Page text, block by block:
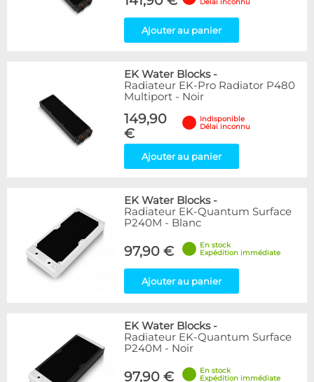
Alphacool
1
1
41
Disponibilité / Promotions
Articles en stock
Articles en promotions
Appliquer
Délai inconnu
Ajouter au panier
EK Water Blocks-
Radiateur EK-Pro Radiator P480
Multiport - Noir
149,90
€
Indisponible
Délai inconnu
Ajouter au panier
EK Water Blocks-
Radiateur EK-Quantum Surface
P240M - Blanc
97,90 €
En stock
Expédition immédiate
Ajouter au panier
EK Water Blocks-
Radiateur EK-Quantum Surface
P240M - Noir
97,90 €
En stock
Expédition immédiate